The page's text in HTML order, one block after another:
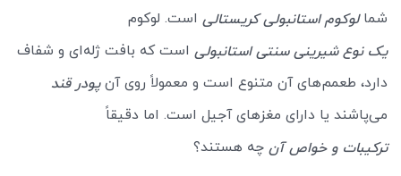
شمالوکوم استانبولی کریستالی است. لوکوم
یک نوع شیرینی سنتی استانبولی است که بافت ژله‌ای و شفاف
دارد، طعمم‌های آن متنوع است و معمولاً روی آنپودر قند
می‌پاشند یا دارای مغزهای آجیل است. اما دقیقاً
ترکیبات و خواص آن چه هستند؟